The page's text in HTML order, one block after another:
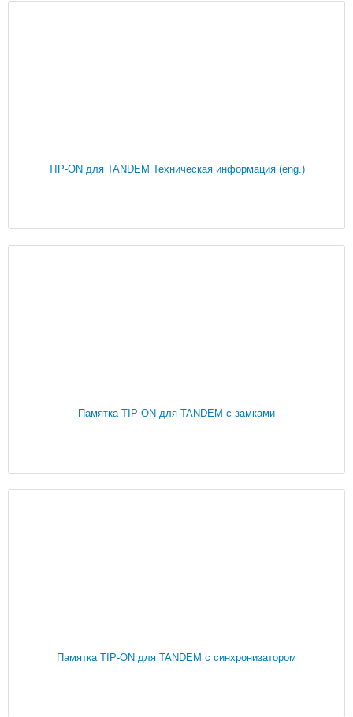
TIP-ON для TANDEM Техническая информация (eng.)
Памятка TIP-ON для TANDEM с замками
Памятка TIP-ON для TANDEM с синхронизатором